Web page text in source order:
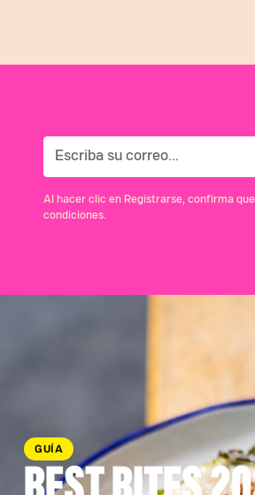
Al hacer clic en Registrarse, confirma
condiciones.
GUÍA